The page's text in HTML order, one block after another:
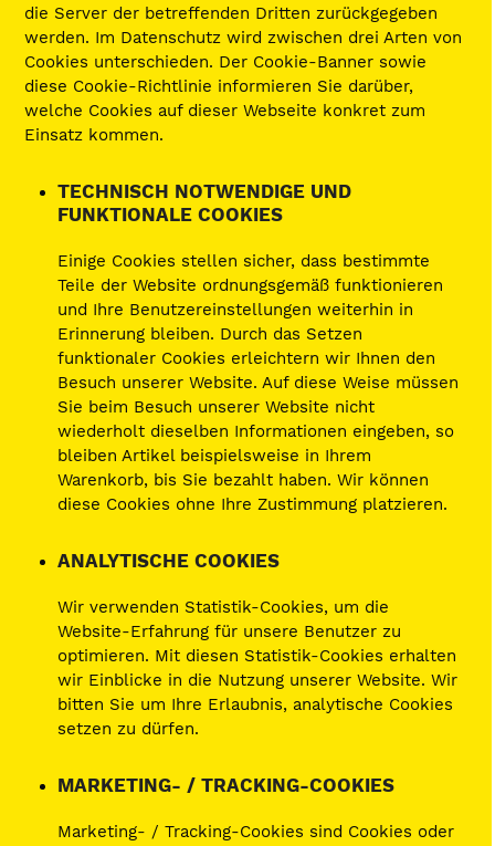
die Server der betreffenden Dritten zurückgegeben
werden. Im Datenschutz wird zwischen drei Arten von
Cookies unterschieden. Der Cookie-Banner sowie
diese Cookie-Richtlinie informieren Sie darüber,
welche Cookies auf dieser Webseite konkret zum
Einsatz kommen.
TECHNISCH NOTWENDIGE UND
FUNKTIONALE COOKIES
Einige Cookies stellen sicher, dass bestimmte
Teile der Website ordnungsgemäß funktionieren
und Ihre Benutzereinstellungen weiterhin in
Erinnerung bleiben. Durch das Setzen
funktionaler Cookies erleichtern wir Ihnen den
Besuch unserer Website. Auf diese Weise müssen
Sie beim Besuch unserer Website nicht
wiederholt dieselben Informationen eingeben, so
bleiben Artikel beispielsweise in Ihrem
Warenkorb, bis Sie bezahlt haben. Wir können
diese Cookies ohne Ihre Zustimmung platzieren.
ANALYTISCHE COOKIES
Wir verwenden Statistik-Cookies, um die
Website-Erfahrung für unsere Benutzer zu
optimieren. Mit diesen Statistik-Cookies erhalten
wir Einblicke in die Nutzung unserer Website. Wir
bitten Sie um Ihre Erlaubnis, analytische Cookies
setzen zu dürfen.
MARKETING- / TRACKING-COOKIES
Marketing- / Tracking-Cookies sind Cookies oder